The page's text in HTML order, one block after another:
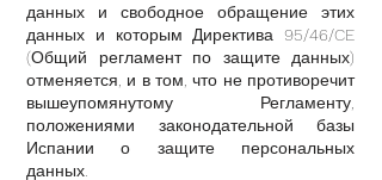
данных и свободное обращение этих
данных и которым Директива 95/46/CE
(Общий регламент по защите данных)
отменяется, и в том, что не противоречит
вышеупомянутому Регламенту,
положениями законодательной базы
Испании о защите персональных
данных.